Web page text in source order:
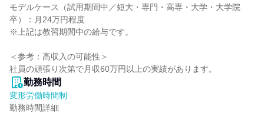
モデルケース（試用期間中／短大・専門・高専・大学・大学院
卒）：月24万円程度
※上記は教習期間中の給与です。
＜参考：高収入の可能性＞
社員の頑張り次第で月収60万円以上の実績があります。
勤務時間
変形労働時間制
勤務時間詳細